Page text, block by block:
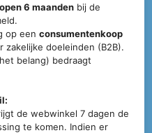
6 maanden bij de
op eenconsumentenkoop
zakelijke doeleinden (B2B).
belang) bedraagt
de webwinkel 7 dagen de
te komen. Indien er